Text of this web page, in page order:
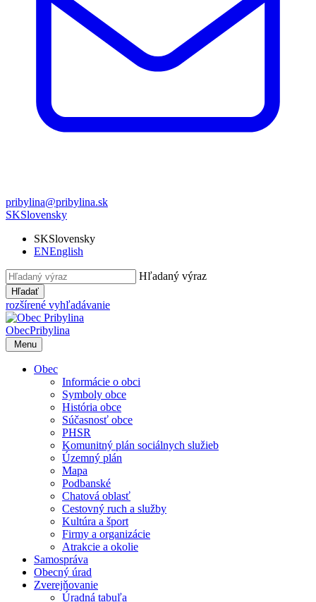
pribylina@pribylina.sk
SKSlovensky
SKSlovensky
ENEnglish
Hľadaný výraz
Hľadať
rozšírené vyhľadávanie
ObecPribylina
Menu
Obec
Informácie o obci
Symboly obce
História obce
Súčasnosť obce
PHSR
Komunitný plán sociálnych služieb
Územný plán
Mapa
Podbanské
Chatová oblasť
Cestovný ruch a služby
Kultúra a šport
Firmy a organizácie
Atrakcie a okolie
Samospráva
Obecný úrad
Zverejňovanie
Úradná tabuľa